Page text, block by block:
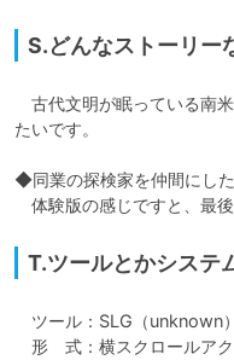
S.どんなストーリー
古代文明が眠っている南
たいです。
◆同業の探検家を仲間にし
体験版の感じですと、最
T.ツールとかシステ
ツール：SLG（unknown
形　式：横スクロールア